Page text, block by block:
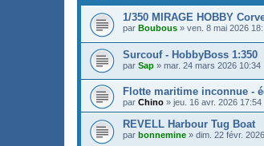
1/350 MIRAGE HOBBY
par Boubous » ven. 8 mai 2026
Surcouf - HobbyBoss 1:350
par Sap » mar. 24 mars 2026 10:34
Flotte maritime inconnue -
par Chino » jeu. 16 avr. 2026 17:54
REVELL Harbour Tug Boat
par bonnemine » dim. 22 févr.